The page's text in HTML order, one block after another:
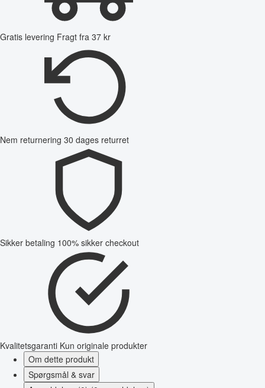
Gratis levering Fragt fra 37 kr
Nem returnering 30 dages returret
Sikker betaling 100% sikker checkout
Kvalitetsgaranti Kun originale produkter
Om dette produkt
Spørgsmål & svar